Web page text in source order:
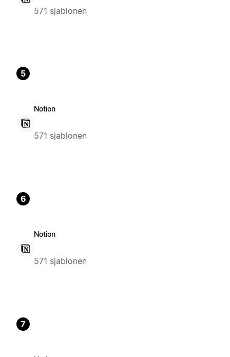
571 sjablonen
5
Notion
571 sjablonen
6
Notion
571 sjablonen
7